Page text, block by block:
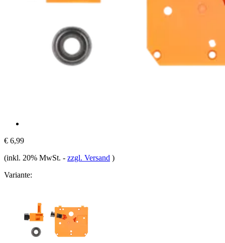
€ 6,99
(inkl. 20% MwSt. - zzgl. Versand )
Variante: